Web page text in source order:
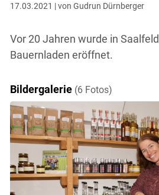
17.03.2021 | von Gudrun Dürnberger
Vor 20 Jahren wurde in
Bauernladen eröffnet.
Bildergalerie (6 Fotos)